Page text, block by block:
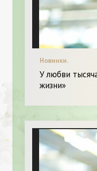
Новинки.
У любви
жизни»